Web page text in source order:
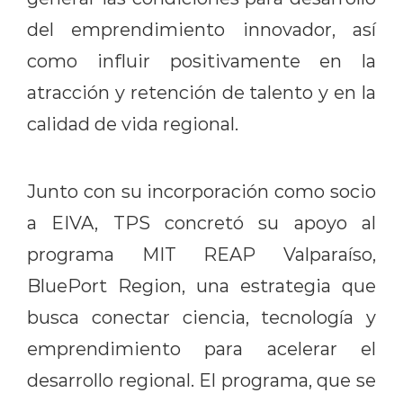
del emprendimiento innovador, así
como influir positivamente en la
atracción y retención de talento y en la
calidad de vida regional.
Junto con su incorporación como socio
a EIVA, TPS concretó su apoyo al
programa MIT REAP Valparaíso,
BluePort Region, una estrategia que
busca conectar ciencia, tecnología y
emprendimiento para acelerar el
desarrollo regional. El programa, que se